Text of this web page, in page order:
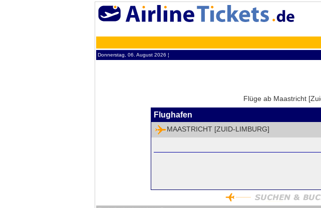
Donnerstag, 06. August 2026 ¦
Flüge ab Maastricht
Flughafen
MAASTRICHT [ZUID-LIMBURG]